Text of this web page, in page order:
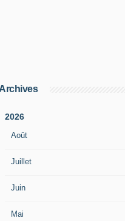
Archives
2026
Août
Juillet
Juin
Mai